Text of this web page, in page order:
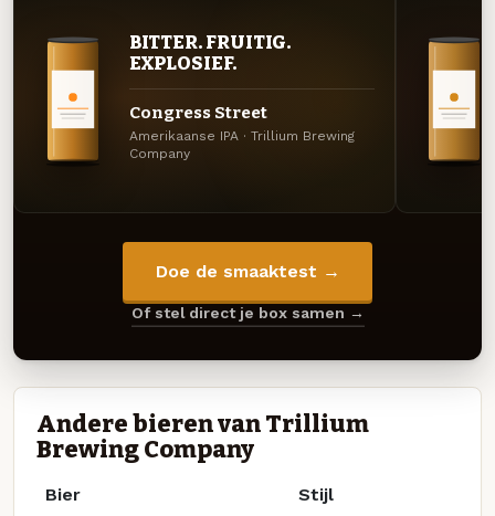
BITTER. FRUITIG.
EXPLOSIEF.
Congress Street
Amerikaanse IPA · Trillium Brewing
Company
Doe de smaaktest →
Of stel direct je box samen →
Andere bieren van Trillium
Brewing Company
Bier Stijl